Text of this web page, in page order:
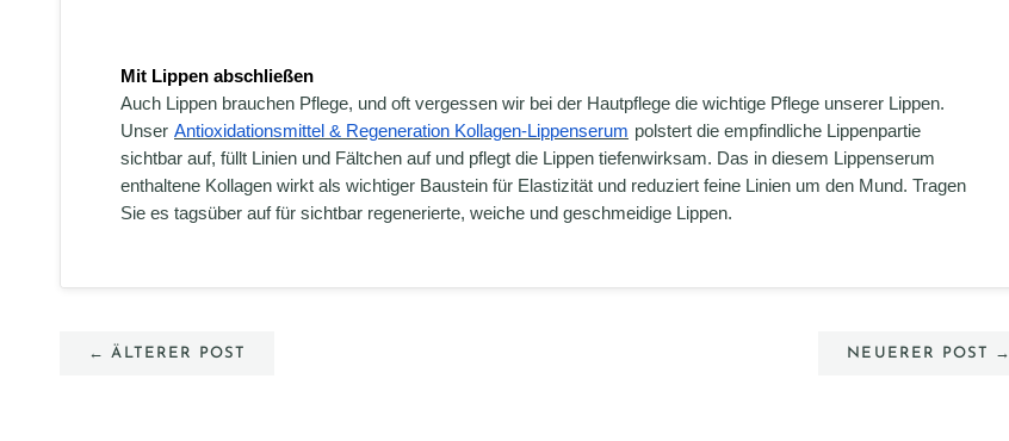
Mit Lippen abschließen
Auch Lippen brauchen Pflege, und oft vergessen wir bei der Hautpflege die wichtige Pflege unserer Lippen.
Unser Antioxidationsmittel & Regeneration Kollagen-Lippenserum polstert die empfindliche Lippenpartie
sichtbar auf, füllt Linien und Fältchen auf und pflegt die Lippen tiefenwirksam. Das in diesem Lippenserum
enthaltene Kollagen wirkt als wichtiger Baustein für Elastizität und reduziert feine Linien um den Mund. Tragen
Sie es tagsüber auf für sichtbar regenerierte, weiche und geschmeidige Lippen.
← ÄLTERER POST NEUERER POST →